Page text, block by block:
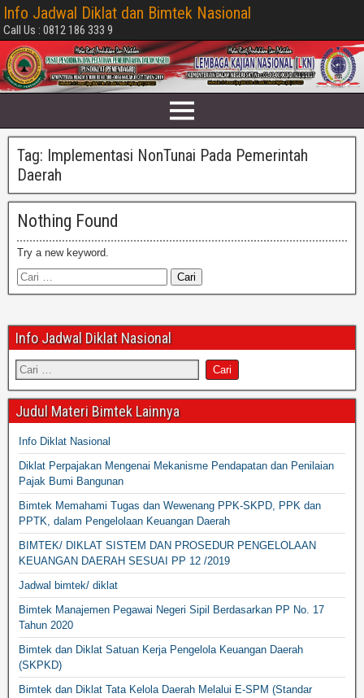
Info Jadwal Diklat dan Bimtek Nasional
Call Us : 0812 186 333 9
Tag: Implementasi NonTunai Pada Pemerintah
Daerah
Nothing Found
Try a new keyword.
Info Jadwal Diklat Nasional
Judul Materi Bimtek Lainnya
Info Diklat Nasional
Diklat Perpajakan Mengenai Mekanisme Pendapatan dan Penilaian
Pajak Bumi Bangunan
Bimtek Memahami Tugas dan Wewenang PPK-SKPD, PPK dan
PPTK, dalam Pengelolaan Keuangan Daerah
BIMTEK/ DIKLAT SISTEM DAN PROSEDUR PENGELOLAAN
KEUANGAN DAERAH SESUAI PP 12 /2019
Jadwal bimtek/ diklat
Bimtek Manajemen Pegawai Negeri Sipil Berdasarkan PP No. 17
Tahun 2020
Bimtek dan Diklat Satuan Kerja Pengelola Keuangan Daerah
(SKPKD)
Bimtek dan Diklat Tata Kelola Daerah Melalui E-SPM (Standar